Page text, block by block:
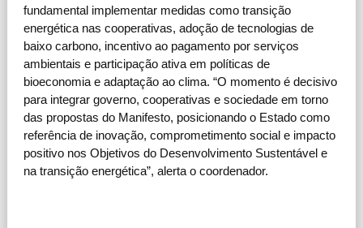
fundamental implementar medidas como transição
energética nas cooperativas, adoção de tecnologias de
baixo carbono, incentivo ao pagamento por serviços
ambientais e participação ativa em políticas de
bioeconomia e adaptação ao clima. “O momento é decisivo
para integrar governo, cooperativas e sociedade em torno
das propostas do Manifesto, posicionando o Estado como
referência de inovação, comprometimento social e impacto
positivo nos Objetivos do Desenvolvimento Sustentável e
na transição energética”, alerta o coordenador.